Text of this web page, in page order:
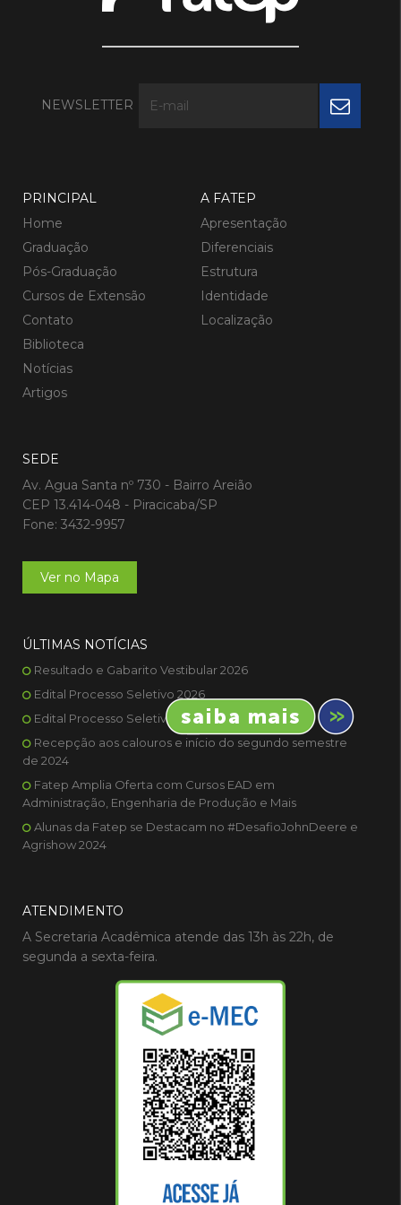
NEWSLETTER
PRINCIPAL
Home
Graduação
Pós-Graduação
Cursos de Extensão
Contato
Biblioteca
Notícias
Artigos
A FATEP
Apresentação
Diferenciais
Estrutura
Identidade
Localização
SEDE
Av. Agua Santa nº 730 - Bairro Areião
CEP 13.414-048 - Piracicaba/SP
Fone: 3432-9957
Ver no Mapa
ÚLTIMAS NOTÍCIAS
Resultado e Gabarito Vestibular 2026
Edital Processo Seletivo 2026
Edital Processo Seletivo 2025
Recepção aos calouros e início do segundo semestre
de 2024
Fatep Amplia Oferta com Cursos EAD em
Administração, Engenharia de Produção e Mais
Alunas da Fatep se Destacam no #DesafioJohnDeere e
Agrishow 2024
ATENDIMENTO
A Secretaria Acadêmica atende das 13h às 22h, de
segunda a sexta-feira.